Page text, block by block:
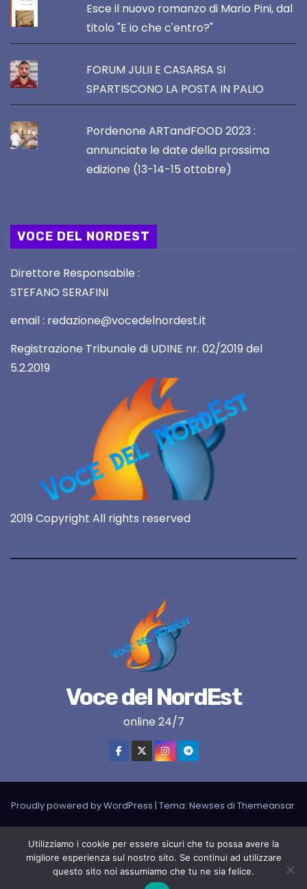
Esce il nuovo romanzo di Mario Pini, dal
titolo "E io che c'entro?"
FORUM JULII E CASARSA SI
SPARTISCONO LA POSTA IN PALIO
Pordenone ARTandFOOD 2023 :
annunciate le date della prossima
edizione (13-14-15 ottobre)
VOCE DEL NORDEST
Direttore Responsabile :
STEFANO SERAFINI
email : redazione@vocedelnordest.it
Registrazione Tribunale di UDINE nr. 02/2019 del
5.2.2019
2019 Copyright All rights reserved
Voce del NordEst
online 24/7
Proudly powered by WordPress | Tema: Newses di Themeansar.
LIVE RADIO
RADIONORDEST
Il mio account
SPORT FURLAN PAR FURLAN – In collaborazione con A.S.F.
Utilizziamo i cookie per essere sicuri che tu possa avere la
migliore esperienza sul nostro sito. Se continui ad utilizzare
questo sito noi assumiamo che tu ne sia felice.